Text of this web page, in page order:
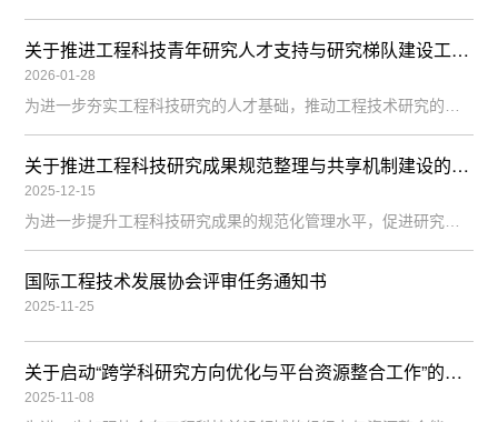
关于推进工程科技青年研究人才支持与研究梯队建设工作的通知
2026-01-28
关于推进工程科技研究成果规范整理与共享机制建设的通知
2025-12-15
国际工程技术发展协会评审任务通知书
2025-11-25
关于启动“跨学科研究方向优化与平台资源整合工作”的通知
2025-11-08